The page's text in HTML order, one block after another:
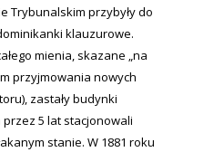
Trybunalskim przybyły do
klauzurowe.
mienia, skazane „na
przyjmowania nowych
zastały budynki
5 lat stacjonowali
stanie. W 1881 roku